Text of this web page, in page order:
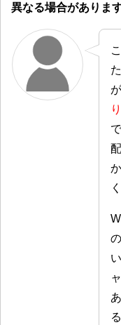
異なる場合があります
が